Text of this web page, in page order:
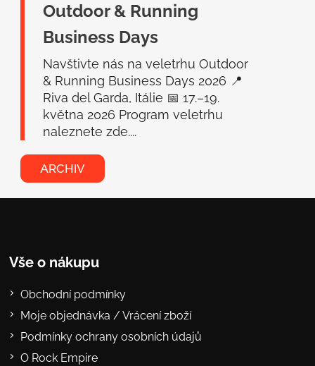
Outdoor & Running
Business Days
Navštivte nás na veletrhu Outdoor
& Running Business Days 2026 📍
Riva del Garda, Itálie 📅 17.–19.
května 2026 Program veletrhu
naleznete zde....
ARCHIV
Vše o nákupu
Obchodní podmínky
Moje objednávka / Vrácení zboží
Podmínky ochrany osobních údajů
O Rock Empire